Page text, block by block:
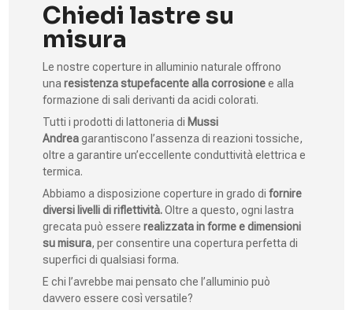
Chiedi lastre su
misura
Le nostre coperture in alluminio naturale offrono
una resistenza stupefacente alla corrosione e alla
formazione di sali derivanti da acidi colorati.
Tutti i prodotti di lattoneria di Mussi
Andrea garantiscono l’assenza di reazioni tossiche,
oltre a garantire un’eccellente conduttività elettrica e
termica.
Abbiamo a disposizione coperture in grado di fornire
diversi livelli di riflettività. Oltre a questo, ogni lastra
grecata può essere realizzata in forme e dimensioni
su misura, per consentire una copertura perfetta di
superfici di qualsiasi forma.
E chi l’avrebbe mai pensato che l’alluminio può
davvero essere così versatile?